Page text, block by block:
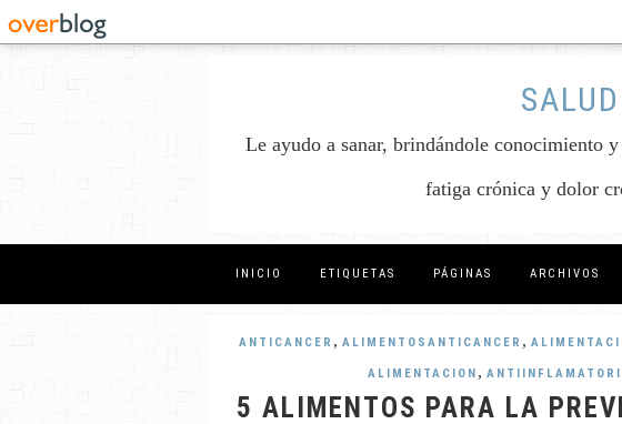
Le ayudo a sanar, brindándole conocimiento
fatiga crónica y dolor
INICIO ETIQUETAS PÁGINAS ARCHIVOS
ANTICANCER , ALIMENTOSANTICANCER ,
ALIMENTACION ,
5 ALIMENTOS PARA LA